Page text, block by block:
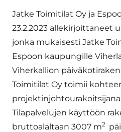
Jatke Toimitilat Oy ja
23.2.2023 allekirjoittaneet
jonka mukaisesti Jatke
Espoon kaupungille
Viherkallion
Toimitilat Oy toimii
Tilapalvelujen käyttöön
bruttoalaltaan 3007 m2